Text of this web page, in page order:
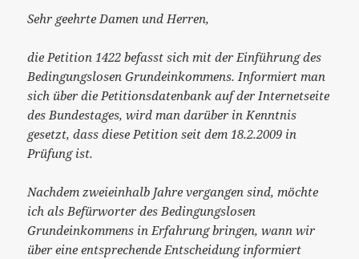
Sehr geehrte Damen und Herren,
die Petition 1422 befasst sich mit der Einführung des
Bedingungslosen Grundeinkommens. Informiert man
sich über die Petitionsdatenbank auf der Internetseite
des Bundestages, wird man darüber in Kenntnis
gesetzt, dass diese Petition seit dem 18.2.2009 in
Prüfung ist.
Nachdem zweieinhalb Jahre vergangen sind, möchte
ich als Befürworter des Bedingungslosen
Grundeinkommens in Erfahrung bringen, wann wir
über eine entsprechende Entscheidung informiert